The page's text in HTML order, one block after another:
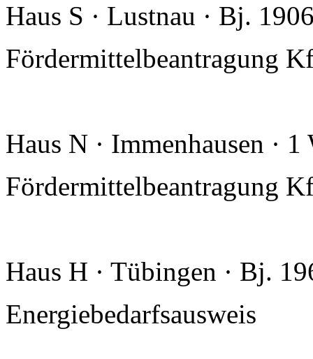
Haus S · Lustnau · Bj.
Fördermittelbeantragung
Haus N · Immenhausen · 1
Fördermittelbeantragung
Haus H · Tübingen · Bj.
Energiebedarfsausweis